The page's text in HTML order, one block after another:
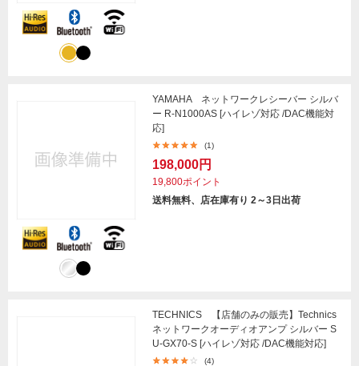
YAMAHA ネットワークレシーバー シルバ
ー R-N1000AS [ハイレゾ対応 /DAC機能対
応]
(1)
198,000円
19,800ポイント
送料無料、店在庫有り 2～3日出荷
TECHNICS 【店舗のみの販売】Technics
ネットワークオーディオアンプ シルバー S
U-GX70-S [ハイレゾ対応 /DAC機能対応]
(4)